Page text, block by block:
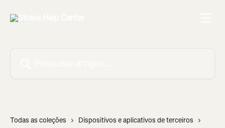
Todas as coleções
Dispositivos e aplicativos de terceiros